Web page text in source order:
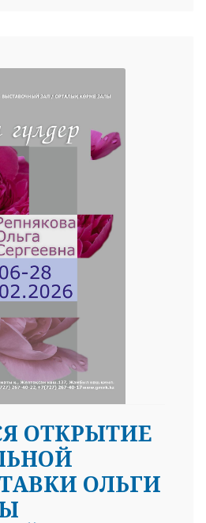
ОТКРЫТИЕ
ОЛЬГИ